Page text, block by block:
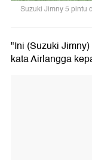
Suzuki Jimny 5 pintu
"Ini (Suzuki
kata Airlangga